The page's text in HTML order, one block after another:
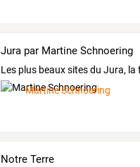
Jura par Martine Schnoering
Les plus beaux sites du Jura, la
Martine Schnoering
Notre Terre